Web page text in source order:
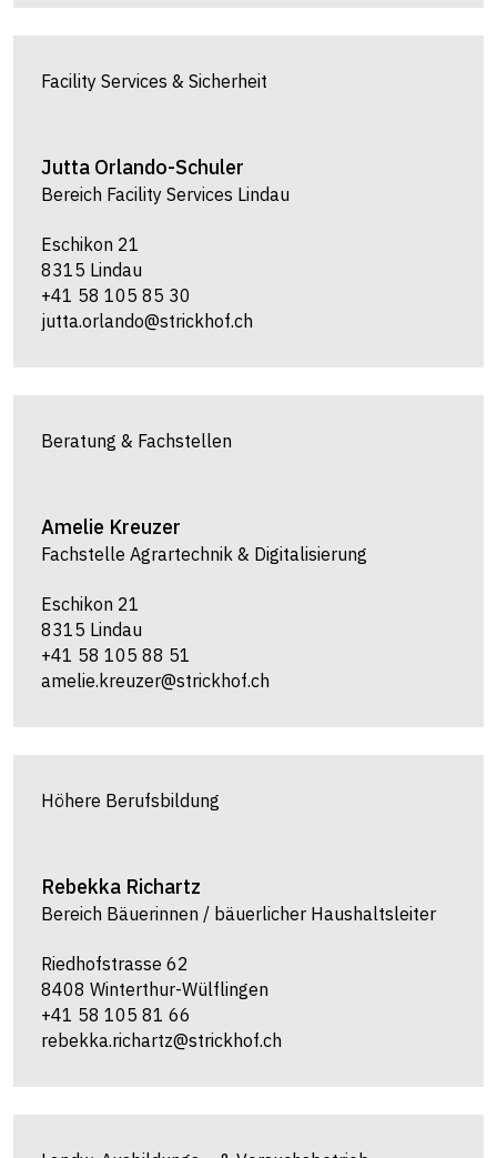
Facility Services & Sicherheit
Jutta Orlando-Schuler
Bereich Facility Services Lindau
Eschikon 21
8315 Lindau
+41 58 105 85 30
jutta.orlando@strickhof.ch
Beratung & Fachstellen
Amelie Kreuzer
Fachstelle Agrartechnik & Digitalisierung
Eschikon 21
8315 Lindau
+41 58 105 88 51
amelie.kreuzer@strickhof.ch
Höhere Berufsbildung
Rebekka Richartz
Bereich Bäuerinnen / bäuerlicher Haushaltsleiter
Riedhofstrasse 62
8408 Winterthur-Wülflingen
+41 58 105 81 66
rebekka.richartz@strickhof.ch